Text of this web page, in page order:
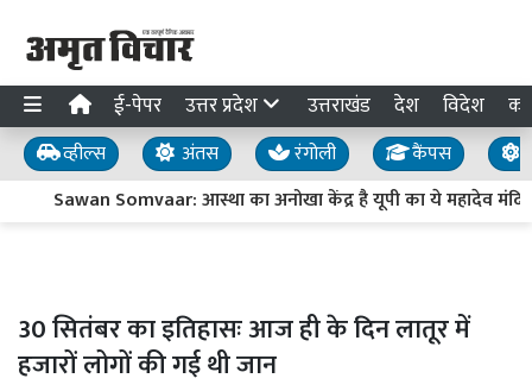
ई-पेपर उत्तर प्रदेश उत्तराखंड देश विदेश
व्हील्स अंतस रंगोली कैंपस
Sawan Somvaar: आस्था का अनोखा केंद्र है यूपी का ये महादेव
30 सितंबर का इतिहासः आज ही के दिन लातूर में
हजारों लोगों की गई थी जान